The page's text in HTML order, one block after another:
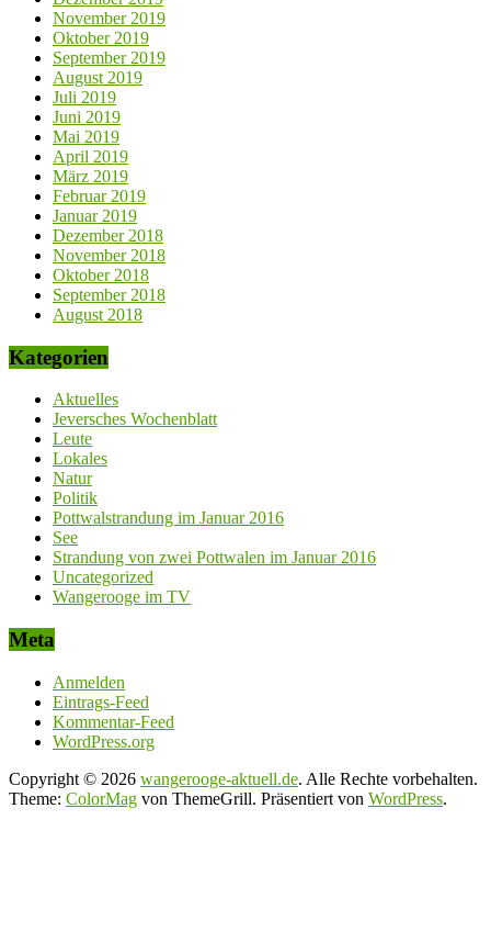
November 2019
Oktober 2019
September 2019
August 2019
Juli 2019
Juni 2019
Mai 2019
April 2019
März 2019
Februar 2019
Januar 2019
Dezember 2018
November 2018
Oktober 2018
September 2018
August 2018
Kategorien
Aktuelles
Jeversches Wochenblatt
Leute
Lokales
Natur
Politik
Pottwalstrandung im Januar 2016
See
Strandung von zwei Pottwalen im Januar 2016
Uncategorized
Wangerooge im TV
Meta
Anmelden
Eintrags-Feed
Kommentar-Feed
WordPress.org
Copyright © 2026 wangerooge-aktuell.de. Alle Rechte vorbehalten.
Theme: ColorMag von ThemeGrill. Präsentiert von WordPress.